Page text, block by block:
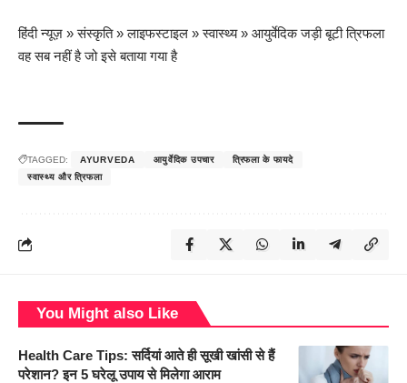
हिंदी न्यूज़ »संस्कृति»लाइफस्टाइल »स्वास्थ्य» आयुर्वेदिक जड़ी बूटी त्रिफला
वह सब नहीं है जो इसे बताया गया है
TAGGED: AYURVEDA आयुर्वेदिक उपचार
त्रिफला के फायदे
स्वास्थ्य और त्रिफला
You Might also Like
Health Care Tips: सर्दियां आते ही सूखी खांसी से हैं
परेशान? इन 5 घरेलू उपाय से मिलेगा आराम